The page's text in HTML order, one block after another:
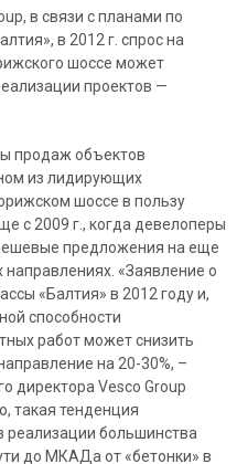
в связи с планами по
в 2012 г. спрос на
шоссе может
проектов —
продаж объектов
из лидирующих
шоссе в пользу
с 2009 г., когда девелоперы
предложения на еще
«Заявление о
«Балтия» в 2012 году и,
способности
работ может снизить
на 20-30%, –
директора Vesco Group
такая тенденция
реализации большинства
до МКАДа от «бетонки» в